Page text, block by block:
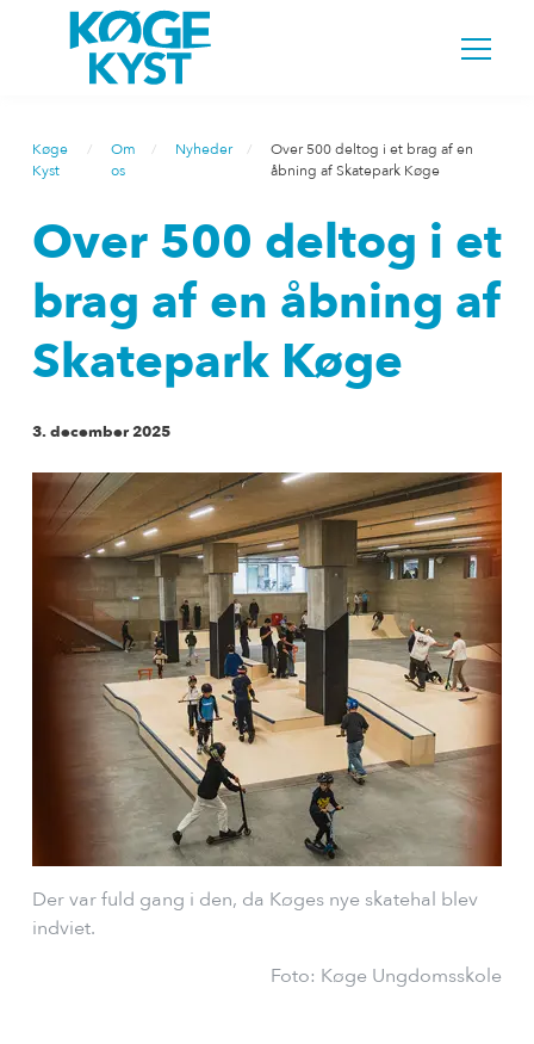
Køge
Kyst
Om
os
Nyheder
Over 500 deltog i et brag af en
åbning af Skatepark Køge
Over 500 deltog i et
brag af en åbning af
Skatepark Køge
3. december 2025
Der var fuld gang i den, da Køges nye skatehal blev
indviet.
Foto: Køge Ungdomsskole